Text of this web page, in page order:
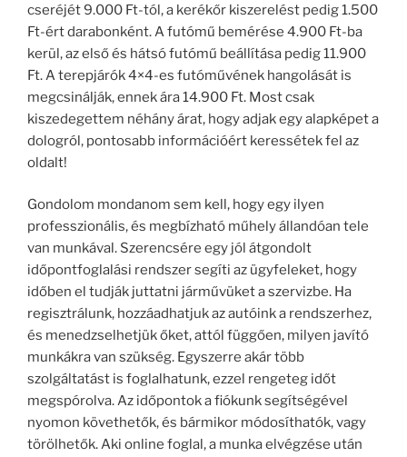
cseréjét 9.000 Ft-tól, a kerékőr kiszerelést pedig 1.500
Ft-ért darabonként. A futómű bemérése 4.900 Ft-ba
kerül, az első és hátsó futómű beállítása pedig 11.900
Ft. A terepjárók 4×4-es futóművének hangolását is
megcsinálják, ennek ára 14.900 Ft. Most csak
kiszedegettem néhány árat, hogy adjak egy alapképet a
dologról, pontosabb információért keressétek fel az
oldalt!
Gondolom mondanom sem kell, hogy egy ilyen
professzionális, és megbízható műhely állandóan tele
van munkával. Szerencsére egy jól átgondolt
időpontfoglalási rendszer segíti az ügyfeleket, hogy
időben el tudják juttatni járművüket a szervizbe. Ha
regisztrálunk, hozzáadhatjuk az autóink a rendszerhez,
és menedzselhetjük őket, attól függően, milyen javító
munkákra van szükség. Egyszerre akár több
szolgáltatást is foglalhatunk, ezzel rengeteg időt
megspórolva. Az időpontok a fiókunk segítségével
nyomon követhetők, és bármikor módosíthatók, vagy
törölhetők. Aki online foglal, a munka elvégzése után